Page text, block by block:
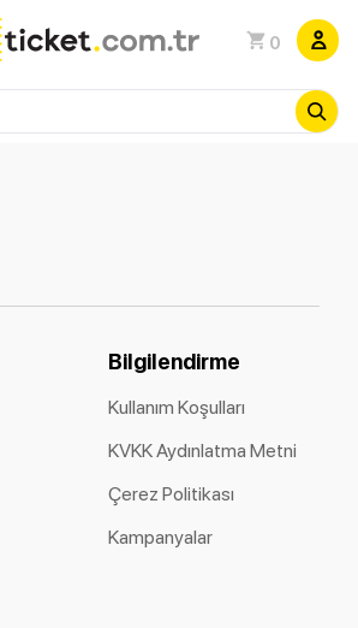
0
Bilgilendirme
Kullanım Koşulları
KVKK Aydınlatma Metni
Çerez Politikası
Kampanyalar